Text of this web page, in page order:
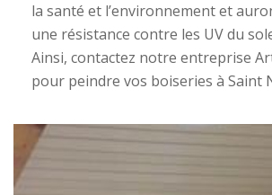
la santé et l’environnement et
une résistance contre les UV du
Ainsi, contactez notre entreprise
pour peindre vos boiseries à Saint